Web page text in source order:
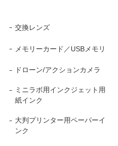
交換レンズ
メモリーカード／USBメモリ
ドローン/アクションカメラ
ミニラボ用インクジェット用
紙インク
大判プリンター用ペーパーイ
ンク